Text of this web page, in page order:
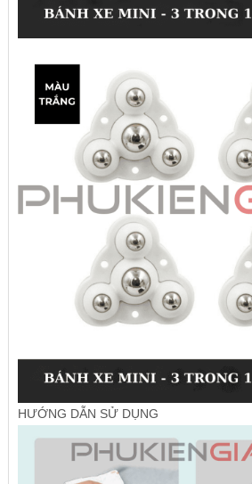
HƯỚNG DẪN SỬ DỤNG